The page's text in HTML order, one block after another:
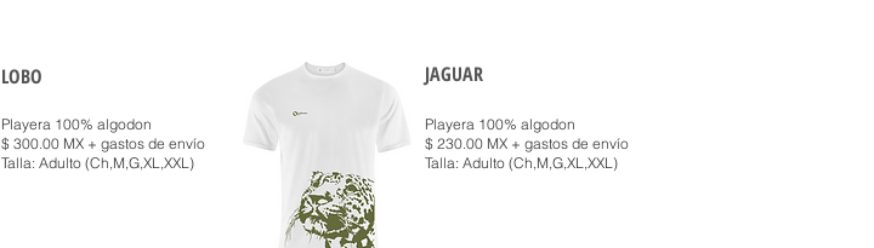
LOBO
Playera 100% algodon
$ 300.00 MX + gastos de envío
Talla: Adulto (Ch,M,G,XL,XXL)
JAGUAR
Playera 100% algodon
$ 230.00 MX + gastos de envío
Talla: Adulto (Ch,M,G,XL,XXL)